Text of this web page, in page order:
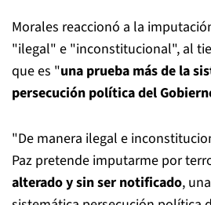
Morales reaccionó a la
"ilegal" e "inconstitucional", al
que es "una prueba más de la
persecución política del
"De manera ilegal e
Paz pretende imputarme por
alterado y sin ser notificado,